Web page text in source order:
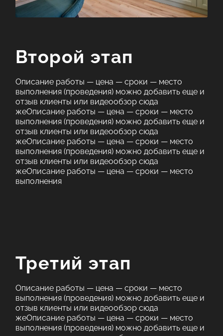
Второй этап
Описание работы — цена — сроки — место
выполнения (проведения) можно добавить еще и
отзыв клиенты или видеообзор сюда
жеОписание работы — цена — сроки — место
выполнения (проведения) можно добавить еще и
отзыв клиенты или видеообзор сюда
жеОписание работы — цена — сроки — место
выполнения (проведения) можно добавить еще и
отзыв клиенты или видеообзор сюда
жеОписание работы — цена — сроки — место
выполнения
Третий этап
Описание работы — цена — сроки — место
выполнения (проведения) можно добавить еще и
отзыв клиенты или видеообзор сюда
жеОписание работы — цена — сроки — место
выполнения (проведения) можно добавить еще и